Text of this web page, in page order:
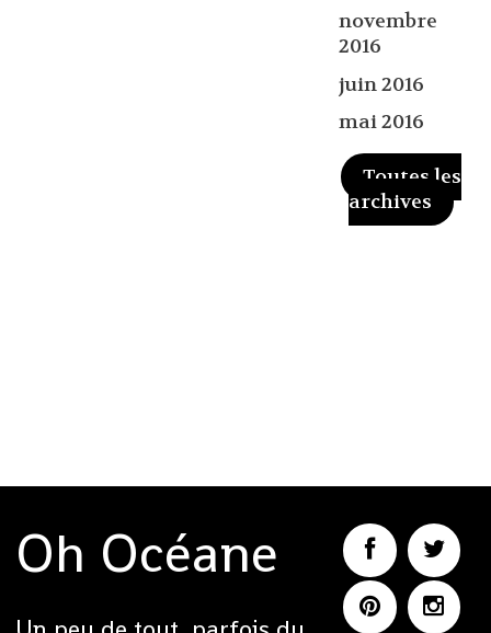
novembre
2016
juin 2016
mai 2016
Toutes les
archives
Oh Océane